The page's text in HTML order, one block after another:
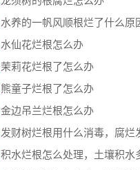
水养的一帆风顺根烂了什么原
水仙花烂根怎么办
茉莉花烂根了怎么办
熊童子烂根了怎么办
金边吊兰烂根怎么办
发财树烂根用什么消毒，腐烂
积水烂根怎么处理，土壤积水